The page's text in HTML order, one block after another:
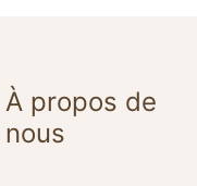
À propos de
nous